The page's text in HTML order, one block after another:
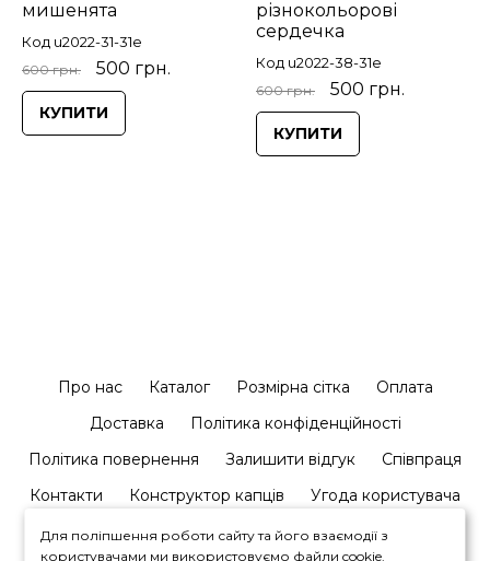
мишенята
Код u2022-31-31e
600 грн. 500 грн.
КУПИТИ
різнокольорові
сердечка
Код u2022-38-31e
600 грн. 500 грн.
КУПИТИ
Про нас Каталог Розмірна сітка
Оплата
Доставка
Політика конфіденційності
Політика повернення
Залишити відгук
Співпраця
Контакти
Конструктор капців Угода користувача
Для поліпшення роботи сайту та його взаємодії з
користувачами ми використовуємо файли cookie.